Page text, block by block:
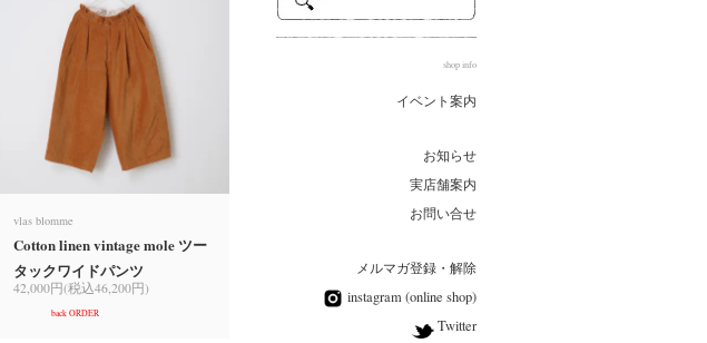
vlas blomme
Cotton linen vintage mole ツー
タックワイドパンツ
42,000円(税込46,200円)
back ORDER
shop info
イベント案内
お知らせ
実店舗案内
お問い合せ
メルマガ登録・解除
instagram (online shop)
Twitter